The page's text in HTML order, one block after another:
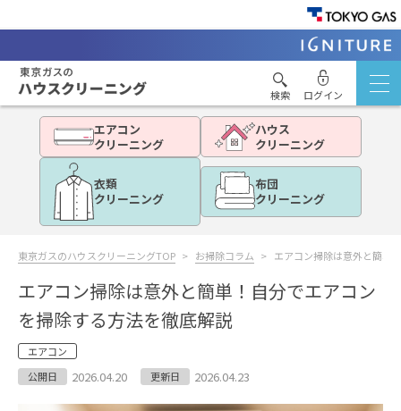
検索 ログイン
エアコン
クリーニング
ハウス
クリーニング
衣類
クリーニング
布団
クリーニング
東京ガスのハウスクリーニングTOP お掃除コラム エアコン掃除は意外と簡単
エアコン掃除は意外と簡単！自分でエアコン
を掃除する方法を徹底解説
エアコン
公開日
2026.04.20 更新日 2026.04.23